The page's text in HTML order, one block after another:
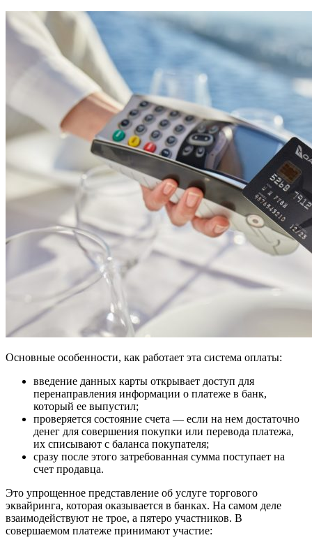
Основные особенности, как работает эта система оплаты:
введение данных карты открывает доступ для
перенаправления информации о платеже в банк,
который ее выпустил;
проверяется состояние счета — если на нем достаточно
денег для совершения покупки или перевода платежа,
их списывают с баланса покупателя;
сразу после этого затребованная сумма поступает на
счет продавца.
Это упрощенное представление об услуге торгового
эквайринга, которая оказывается в банках. На самом деле
взаимодействуют не трое, а пятеро участников. В
совершаемом платеже принимают участие: